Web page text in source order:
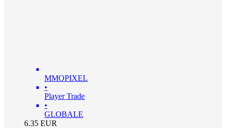
MMOPIXEL
•
Player Trade
•
GLOBALE
6.35 EUR